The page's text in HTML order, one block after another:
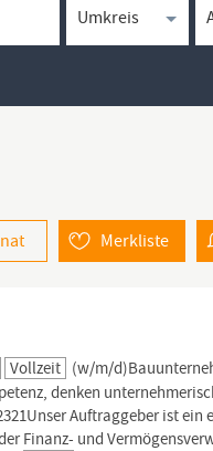
Merkliste
Vollzeit (w/m/
denken
Auftraggeber ist ein
Finanz- und